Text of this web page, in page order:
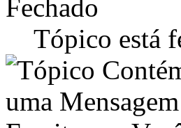
Tópico está